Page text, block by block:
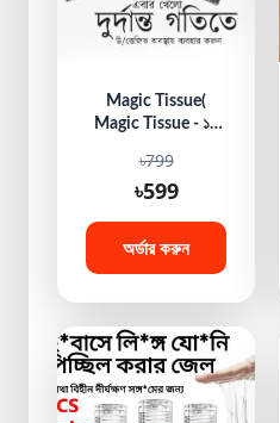
Magic Tissue(
Magic Tissue - ১০
৳799
৳599
অর্ডার করুন